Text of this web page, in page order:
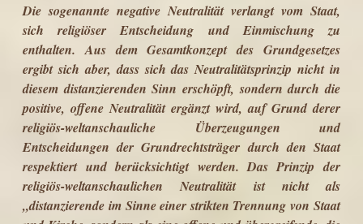
Die sogenannte negative Neutralität verlangt vom Staat,
sich religiöser Ent­scheidung und Einmischung zu
enthalten. Aus dem Gesamtkonzept des Grundgesetzes
ergibt sich aber, dass sich das Neutralitätsprinzip nicht in
diesem distanzierenden Sinn erschöpft, sondern durch die
positive, offene Neutralität ergänzt wird, auf Grund derer
religiös-weltanschauliche Über­zeugungen und
Entscheidungen der Grundrechtsträger durch den Staat
respek­tiert und berücksichtigt werden. Das Prinzip der
religiös-weltanschaulichen Neutralität ist nicht als
„distanzierende im Sinne einer strikten Trennung von Staat